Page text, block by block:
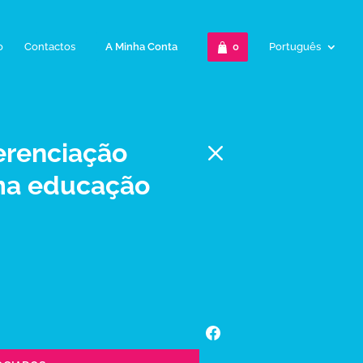
Contactos A Minha Conta 0 Português
educação
M